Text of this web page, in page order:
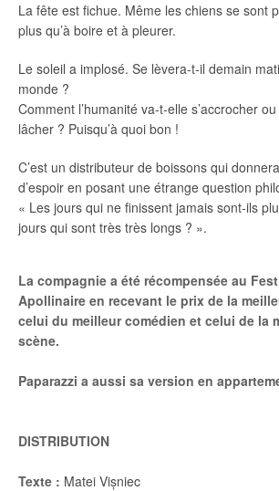
La fête est fichue. Même les chiens se sont
plus qu’à boire et à pleurer.
Le soleil a implosé. Se lèvera-t-il demain
monde ?
Comment l’humanité va-t-elle s’accrocher
lâcher ? Puisqu’à quoi bon !
C’est un distributeur de boissons qui
d’espoir en posant une étrange question
« Les jours qui ne finissent jamais sont-ils
jours qui sont très très longs ? ».
La compagnie a été récompensée au
Apollinaire en recevant le prix de la
celui du meilleur comédien et celui de la
scène.
Paparazzi a aussi sa version en
DISTRIBUTION
Texte : Matei Vișniec